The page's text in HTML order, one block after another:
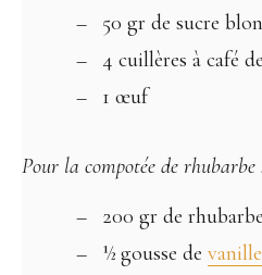
50 gr de sucre
4 cuillères à café de
1 œuf
Pour la compotée de rhubarbe
200 gr de
½ gousse de vanille